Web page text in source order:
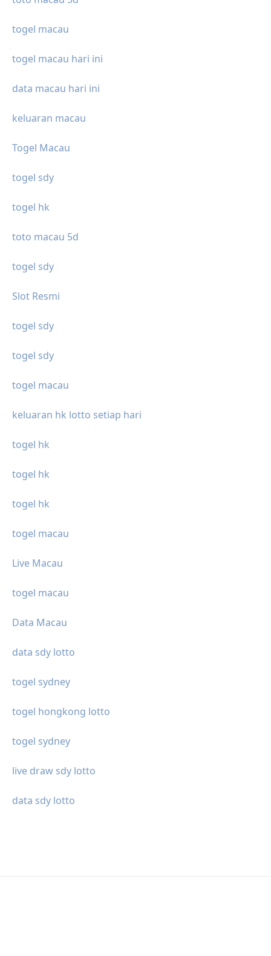
togel macau
togel macau hari ini
data macau hari ini
keluaran macau
Togel Macau
togel sdy
togel hk
toto macau 5d
togel sdy
Slot Resmi
togel sdy
togel sdy
togel macau
keluaran hk lotto setiap hari
togel hk
togel hk
togel hk
togel macau
Live Macau
togel macau
Data Macau
data sdy lotto
togel sydney
togel hongkong lotto
togel sydney
live draw sdy lotto
data sdy lotto